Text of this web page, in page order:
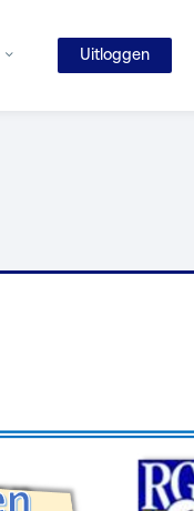
Uitloggen